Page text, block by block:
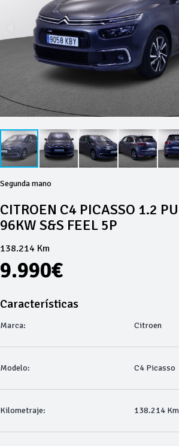
Segunda mano
CITROEN C4 PICASSO 1.2
96KW S&S FEEL 5P
138.214 Km
9.990€
Características
Marca: Citroen
Modelo: C4 Picasso
Kilometraje: 138.214 Km